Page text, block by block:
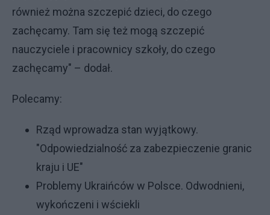
również można szczepić dzieci, do czego
zachęcamy. Tam się też mogą szczepić
nauczyciele i pracownicy szkoły, do czego
zachęcamy" – dodał.
Polecamy:
Rząd wprowadza stan wyjątkowy.
"Odpowiedzialność za zabezpieczenie granic
kraju i UE"
Problemy Ukraińców w Polsce. Odwodnieni,
wykończeni i wściekli